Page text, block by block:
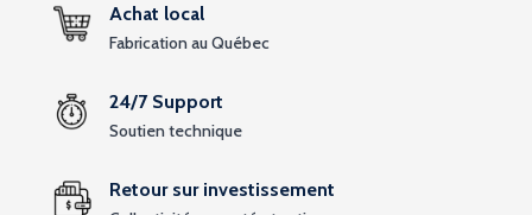
Achat local
Fabrication au Québec
24/7 Support
Soutien technique
Retour sur investissement